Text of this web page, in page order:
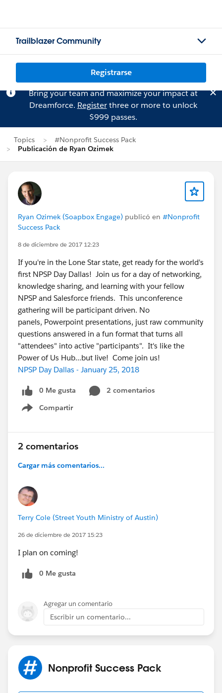
Trailblazer Community
Registrarse
Bring your team and maximize your impact at
Dreamforce. Registerthree or more to unlock
$999 passes.
Topics
#Nonprofit Success Pack
Publicación de Ryan Ozimek
Ryan Ozimek (Soapbox Engage) publicó en #Nonprofit
Success Pack
8 de diciembre de 2017 12:23
If you're in the Lone Star state, get ready for the world's
first NPSP Day Dallas! Join us for a day of networking,
knowledge sharing, and learning with your fellow
NPSP and Salesforce friends. This unconference
gathering will be participant driven. No
panels, Powerpoint presentations, just raw community
questions answered in a fun format that turns all
"attendees" into active "participants". It's like the
Power of Us Hub...but live! Come join us!
NPSP Day Dallas - January 25, 2018
0 Me gusta
2 comentarios
Compartir
Show menu
2 comentarios
Cargar más comentarios...
Terry Cole (Street Youth Ministry of Austin)
26 de diciembre de 2017 15:23
I plan on coming!
0 Me gusta
Agregar un comentario
Escribir un comentario...
Nonprofit Success Pack